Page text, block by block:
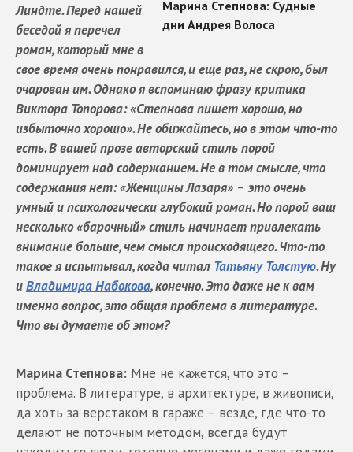
Линдте. Перед нашей
беседой я перечел
роман, который мне в
свое время очень понравился, и еще раз, не скрою, был
очарован им. Однако я вспоминаю фразу критика
Виктора Топорова: «Степнова пишет хорошо, но
избыточно хорошо». Не обижайтесь, но в этом что-то
есть. В вашей прозе авторский стиль порой
доминирует над содержанием. Не в том смысле, что
содержания нет: «Женщины Лазаря» – это очень
умный и психологически глубокий роман. Но порой ваш
несколько «барочный» стиль начинает привлекать
внимание больше, чем смысл происходящего. Что-то
такое я испытывал, когда читал Татьяну Толстую. Ну
иВладимира Набокова, конечно. Это даже не к вам
именно вопрос, это общая проблема в литературе.
Что вы думаете об этом?
Марина Степнова: Мне не кажется, что это –
проблема. В литературе, в архитектуре, в живописи,
да хоть за верстаком в гараже – везде, где что-то
делают не поточным методом, всегда будут